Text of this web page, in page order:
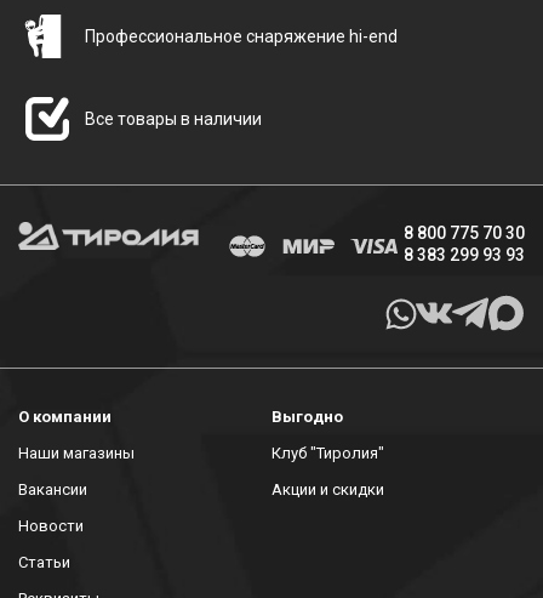
Профессиональное снаряжение hi-end
Все товары в наличии
8 800 775 70 30
8 383 299 93 93
О компании
Наши магазины
Вакансии
Новости
Статьи
Выгодно
Клуб "Тиролия"
Акции и скидки